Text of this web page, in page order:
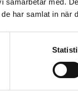
har samlat in när
Oavsett om
för att boka en tid